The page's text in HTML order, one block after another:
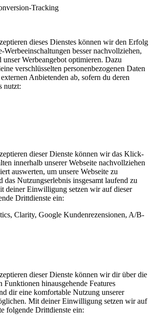
Tracking
dieses Dienstes können wir den Erfolg
Werbeeinschaltungen besser nachvollziehen,
unser Werbeangebot optimieren. Dazu
verschlüsselten personenbezogenen Daten
Anbietenden ab, sofern du deren
nutzt:
dieser Dienste können wir das Klick-
innerhalb unserer Webseite nachvollziehen
auswerten, um unsere Webseite zu
das Nutzungserlebnis insgesamt laufend zu
deiner Einwilligung setzen wir auf dieser
Drittdienste ein:
Clarity, Google Kundenrezensionen, A/B-
dieser Dienste können wir dir über die
Funktionen hinausgehende Features
dir eine komfortable Nutzung unserer
Mit deiner Einwilligung setzen wir auf
folgende Drittdienste ein: